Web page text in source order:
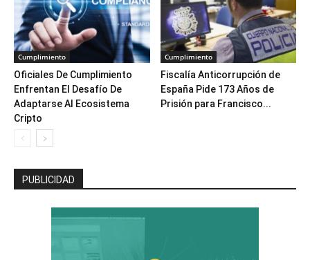
Cumplimiento
Oficiales De Cumplimiento
Enfrentan El Desafío De
Adaptarse Al Ecosistema
Cripto
Cumplimiento
Fiscalía Anticorrupción de
España Pide 173 Años de
Prisión para Francisco...
PUBLICIDAD